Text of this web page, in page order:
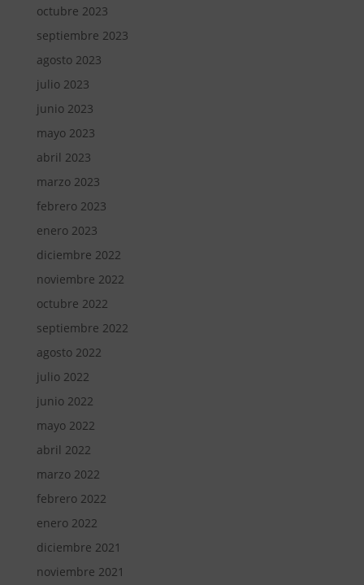
octubre 2023
septiembre 2023
agosto 2023
julio 2023
junio 2023
mayo 2023
abril 2023
marzo 2023
febrero 2023
enero 2023
diciembre 2022
noviembre 2022
octubre 2022
septiembre 2022
agosto 2022
julio 2022
junio 2022
mayo 2022
abril 2022
marzo 2022
febrero 2022
enero 2022
diciembre 2021
noviembre 2021